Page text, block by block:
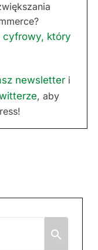
który
newsletter i
, aby